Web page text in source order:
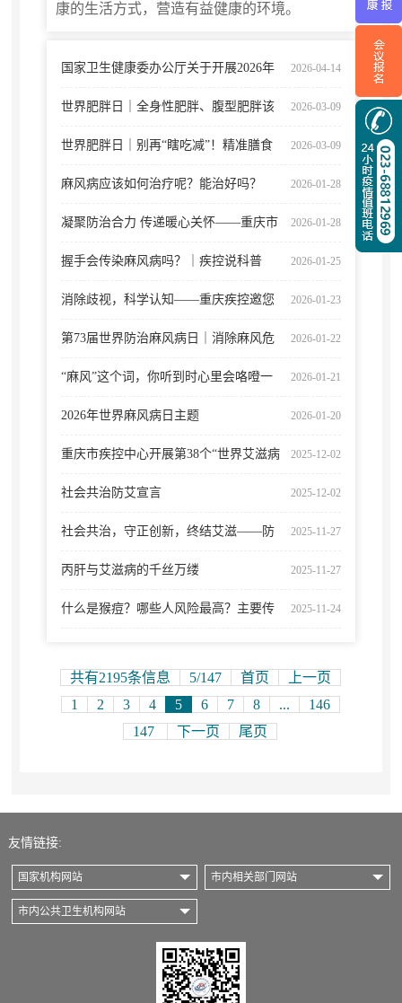
康的生活方式，营造有益健康的环境。
国家卫生健康委办公厅关于开展2026年
全国肿瘤防治宣传周活动的通知
2026-04-14
世界肥胖日｜全身性肥胖、腹型肥胖该
怎么运动减肥？
2026-03-09
世界肥胖日｜别再“瞎吃减”！精准膳食
筑牢健康体重基石
2026-03-09
麻风病应该如何治疗呢？能治好吗？ 2026-01-28
凝聚防治合力 传递暖心关怀——重庆市
2026年“世界防治麻风病日”宣传慰问系
列活动在万州举行
2026-01-28
握手会传染麻风病吗？｜疾控说科普 2026-01-25
消除歧视，科学认知——重庆疾控邀您
读懂“麻风病”
2026-01-23
第73届世界防治麻风病日｜消除麻风危
害 共筑健康中国
2026-01-22
“麻风”这个词，你听到时心里会咯噔一
下吗？
2026-01-21
2026年世界麻风病日主题 2026-01-20
重庆市疾控中心开展第38个“世界艾滋病
日”主题宣传活动
2025-12-02
社会共治防艾宣言 2025-12-02
社会共治，守正创新，终结艾滋——防
治性病，促进生殖健康
2025-11-27
丙肝与艾滋病的千丝万缕 2025-11-27
什么是猴痘？哪些人风险最高？主要传 2025-11-24
共有2195条信息 5/147 首页
上一页
1
2 3 4 5 6 7 8 ...
146
147
下一页 尾页
友情链接:
国家机构网站 市内相关部门网站
市内公共卫生机构网站